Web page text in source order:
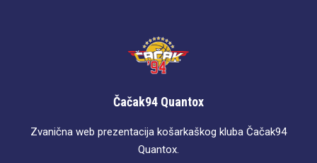
Čačak94 Quantox
Zvanična web prezentacija košarkaškog kluba Čačak94
Quantox.